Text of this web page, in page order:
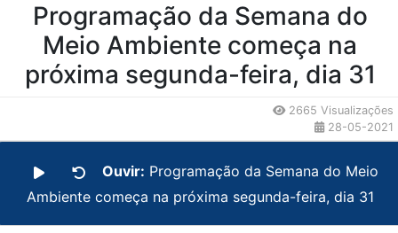
Programação da Semana do
Meio Ambiente começa na
próxima segunda-feira, dia 31
2665 Visualizações
28-05-2021
Ouvir: Programação da Semana do Meio
Ambiente começa na próxima segunda-feira, dia 31